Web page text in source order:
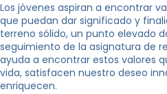
Los jóvenes aspiran a encontrar
que puedan dar significado y
terreno sólido, un punto elevado
seguimiento de la asignatura de
ayuda a encontrar estos valores
vida, satisfacen nuestro deseo
enriquecen.